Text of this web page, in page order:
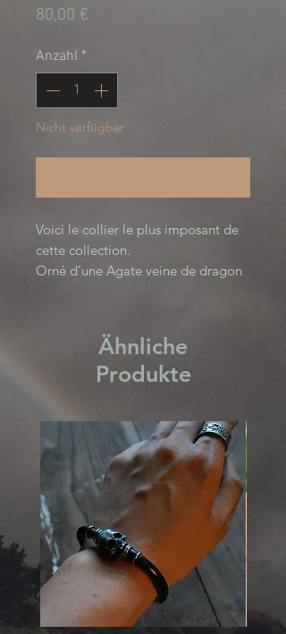
80,00 €
Anzahl *
Nicht verfügbar
Voici le collier le plus imposant de
cette collection.
Orné d’une Agate veine de dragon
règle grâce à une chainette.
SNAKE S31125S COLLECTION
Ähnliche
Produkte